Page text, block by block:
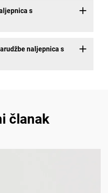
s
naljepnica s
članak